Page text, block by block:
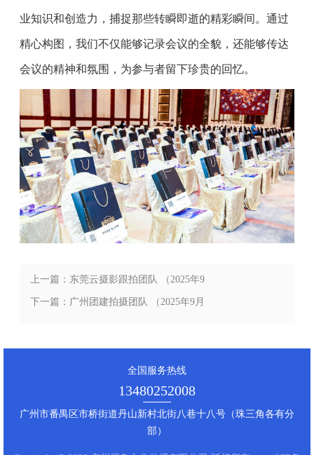
业知识和创造力，捕捉那些转瞬即逝的精彩瞬间。通过
精心构图，我们不仅能够记录会议的全貌，还能够传达
会议的精神和氛围，为参与者留下珍贵的回忆。
上一篇：东莞云摄影跟拍团队 （2025年9
月最新分享）
下一篇：广州团建拍摄团队 （2025年9月
全国服务热线
13480252008
广州市番禺区市桥街道丹山新村北街八巷十八号（珠三角各有分
部）